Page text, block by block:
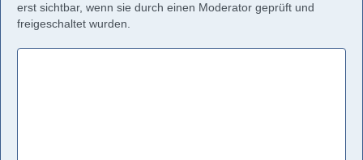
erst sichtbar, wenn sie durch einen Moderator geprüft und
freigeschaltet wurden.